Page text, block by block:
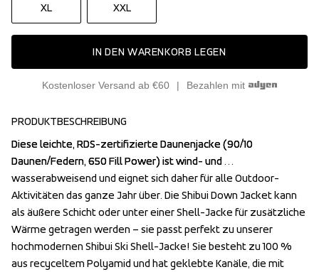
XL XXL
IN DEN WARENKORB LEGEN
Kostenloser Versand ab €60 Bezahlen mit
PRODUKTBESCHREIBUNG
Diese leichte, RDS-zertifizierte Daunenjacke (90/10
Daunen/Federn, 650 Fill Power) ist wind- und
wasserabweisend und eignet sich daher für alle Outdoor-
Aktivitäten das ganze Jahr über. Die Shibui Down Jacket kann
als äußere Schicht oder unter einer Shell-Jacke für zusätzliche
Wärme getragen werden – sie passt perfekt zu unserer
hochmodernen Shibui Ski Shell-Jacke! Sie besteht zu 100 %
aus recyceltem Polyamid und hat geklebte Kanäle, die mit
Diese leichte, RDS-zertifizierte Daunenjacke (90/10
Daunen/Federn, 650 Fill Power) ist wind- und
wasserabweisend und eignet sich daher für alle Outdoor-
Aktivitäten das ganze Jahr über. Die Shibui Down Jacket kann
als äußere Schicht oder unter einer Shell-Jacke für zusätzliche
Wärme getragen werden – sie passt perfekt zu unserer
hochmodernen Shibui Ski Shell-Jacke! Sie besteht zu 100 %
aus recyceltem Polyamid und hat geklebte Kanäle, die mit